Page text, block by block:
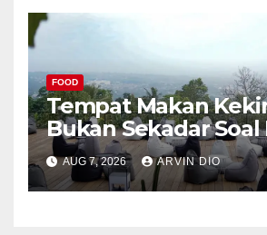
FOOD
Tempat Makan
Bukan Sekadar Soal
AUG 7, 2026 ARVIN DIO